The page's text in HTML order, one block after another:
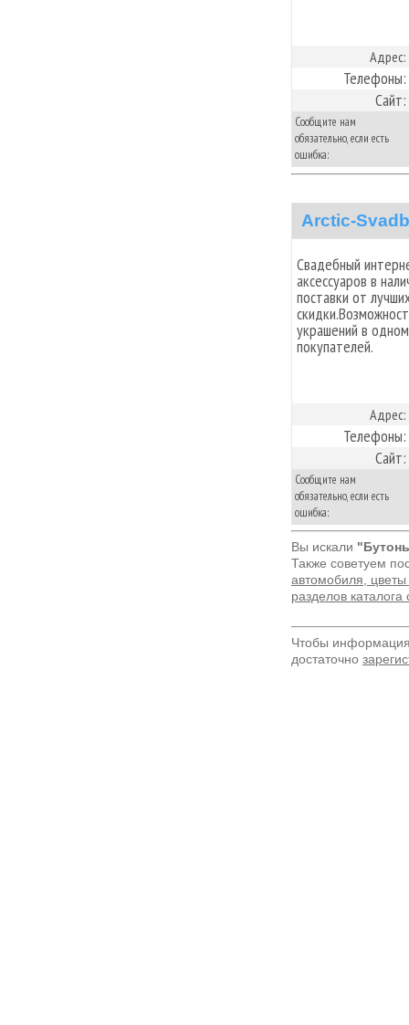
Адрес:
Телефоны:
Сайт:
Сообщите нам
обязательно, если есть
ошибка:
Arctic-
Свадебный
аксессуаров в
поставки от
украшений в
покупателей.
Адрес:
Телефоны:
Сайт:
Сообщите нам
обязательно, если есть
ошибка:
Вы искали
Также советуем
автомобиля,
разделов
Чтобы
достаточно